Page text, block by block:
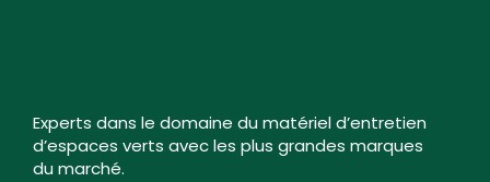
Experts dans le domaine du matériel d’entretien
d’espaces verts avec les plus grandes marques
du marché.